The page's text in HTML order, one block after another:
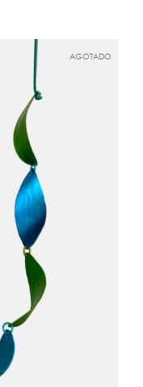
AGOTADO